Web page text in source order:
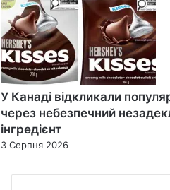
У Канаді відкликали
через небезпечний
інгредієнт
3 Серпня 2026